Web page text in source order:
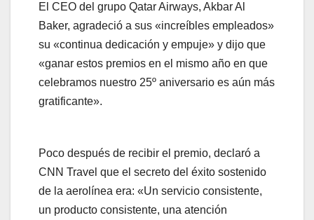
El CEO del grupo Qatar Airways, Akbar Al
Baker, agradeció a sus «increíbles empleados»
su «continua dedicación y empuje» y dijo que
«ganar estos premios en el mismo año en que
celebramos nuestro 25º aniversario es aún más
gratificante».
Poco después de recibir el premio, declaró a
CNN Travel que el secreto del éxito sostenido
de la aerolínea era: «Un servicio consistente,
un producto consistente, una atención